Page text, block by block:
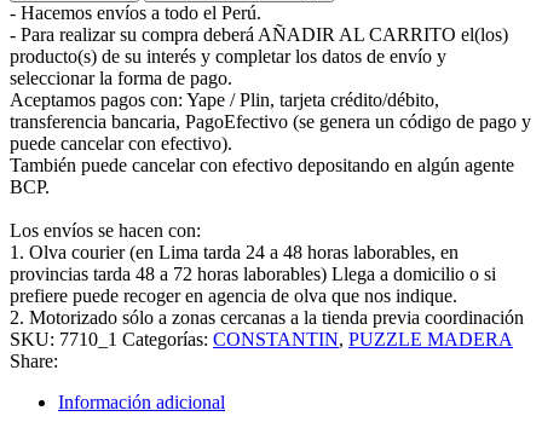
- Hacemos envíos a todo el Perú.
- Para realizar su compra deberá AÑADIR AL CARRITO el(los)
producto(s) de su interés y completar los datos de envío y
seleccionar la forma de pago.
Aceptamos pagos con: Yape / Plin, tarjeta crédito/débito,
transferencia bancaria, PagoEfectivo (se genera un código de pago y
puede cancelar con efectivo).
También puede cancelar con efectivo depositando en algún agente
BCP.
Los envíos se hacen con:
1. Olva courier (en Lima tarda 24 a 48 horas laborables, en
provincias tarda 48 a 72 horas laborables) Llega a domicilio o si
prefiere puede recoger en agencia de olva que nos indique.
2. Motorizado sólo a zonas cercanas a la tienda previa coordinación
SKU: 7710_1 Categorías: CONSTANTIN, PUZZLE MADERA
Share:
Información adicional